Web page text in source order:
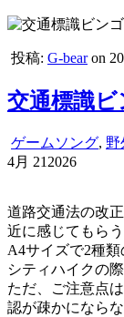
投稿: G-bearon
交通標識
ゲームソング, 野
4月 21 2026
道路交通法の改
近に感じてもら
A4サイズで2種類
シティハイクの
ただ、ご注意点
認が疎かになら